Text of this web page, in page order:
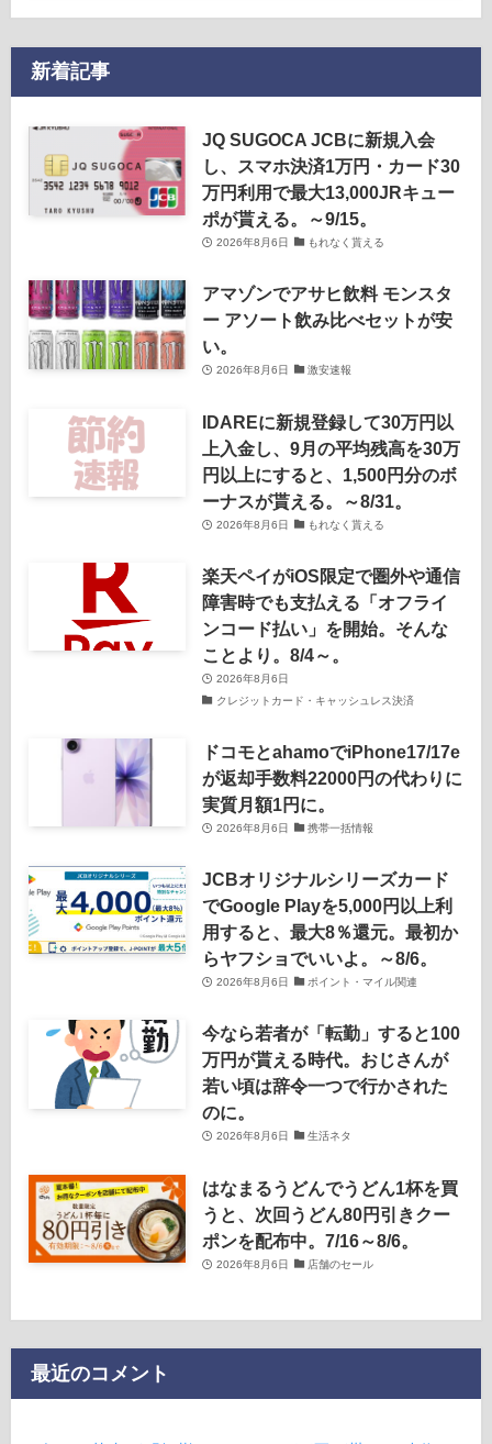
新着記事
JQ SUGOCA JCBに新規入会
し、スマホ決済1万円・カード30
万円利用で最大13,000JRキュー
ポが貰える。～9/15。
2026年8月6日 もれなく貰える
アマゾンでアサヒ飲料 モンスタ
ー アソート飲み比べセットが安
い。
2026年8月6日 激安速報
IDAREに新規登録して30万円以
上入金し、9月の平均残高を30万
円以上にすると、1,500円分のボ
ーナスが貰える。～8/31。
2026年8月6日 もれなく貰える
楽天ペイがiOS限定で圏外や通信
障害時でも支払える「オフライ
ンコード払い」を開始。そんな
ことより。8/4～。
2026年8月6日
クレジットカード・キャッシュレス決済
ドコモとahamoでiPhone17/17e
が返却手数料22000円の代わりに
実質月額1円に。
2026年8月6日 携帯一括情報
JCBオリジナルシリーズカード
でGoogle Playを5,000円以上利
用すると、最大8％還元。最初か
らヤフショでいいよ。～8/6。
2026年8月6日 ポイント・マイル関連
今なら若者が「転勤」すると100
万円が貰える時代。おじさんが
若い頃は辞令一つで行かされた
のに。
2026年8月6日 生活ネタ
はなまるうどんでうどん1杯を買
うと、次回うどん80円引きクー
ポンを配布中。7/16～8/6。
2026年8月6日 店舗のセール
最近のコメント